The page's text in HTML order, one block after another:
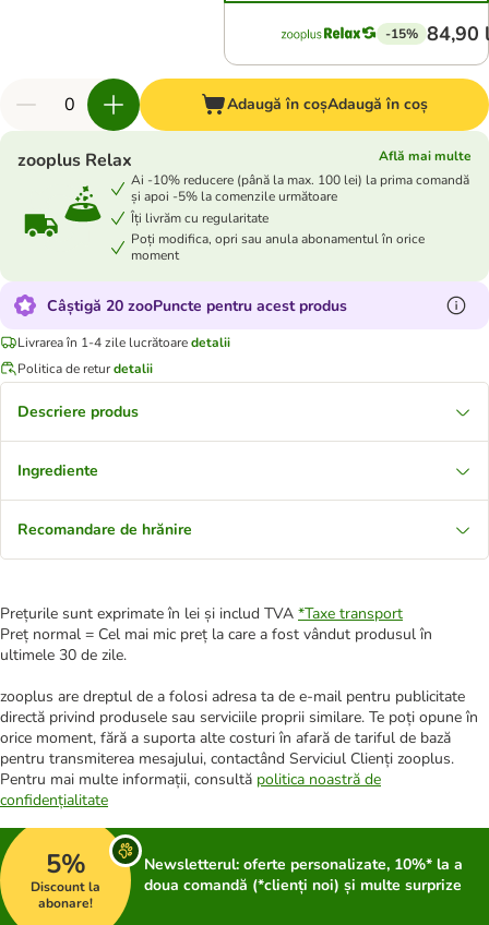
-15% 84,90
Adaugă în coșAdaugă în coș
zooplus Relax
Află mai multe
Ai -10% reducere (până la max. 100 lei) la prima comandă
și apoi -5% la comenzile următoare
Îți livrăm cu regularitate
Poți modifica, opri sau anula abonamentul în orice
moment
Câștigă 20 zooPuncte pentru acest produs
Livrarea în 1-4 zile lucrătoaredetalii
Politica de returdetalii
Descriere produs
Ingrediente
Recomandare de hrănire
Prețurile sunt exprimate în lei și includ TVA *Taxe transport
Preț normal = Cel mai mic preț la care a fost vândut produsul în
ultimele 30 de zile.
zooplus are dreptul de a folosi adresa ta de e-mail pentru publicitate
directă privind produsele sau serviciile proprii similare. Te poți opune în
orice moment, fără a suporta alte costuri în afară de tariful de bază
pentru transmiterea mesajului, contactând Serviciul Clienți zooplus.
Pentru mai multe informații, consultă politica noastră de
confidențialitate
5%
Discount la
abonare!
Newsletterul: oferte personalizate, 10%* la a
doua comandă (*clienți noi) și multe surprize